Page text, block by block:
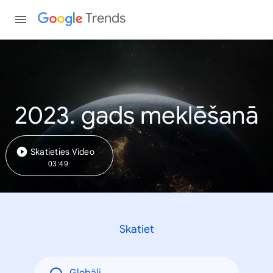
Trends
2023. gads meklēšanā
Skatieties Video
03:49
Skatiet